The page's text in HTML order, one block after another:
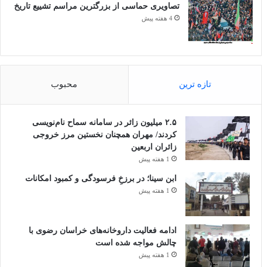
تصاویری حماسی از بزرگترین مراسم تشییع تاریخ
4 هفته پیش
تازه ترین محبوب
۲.۵ میلیون زائر در سامانه سماح نام‌نویسی
کردند/ مهران همچنان نخستین مرز خروجی
زائران اربعین
1 هفته پیش
ابن سینا؛ در برزخِ فرسودگی و کمبود امکانات
1 هفته پیش
ادامه فعالیت داروخانه‌های خراسان رضوی با
چالش مواجه شده است
1 هفته پیش